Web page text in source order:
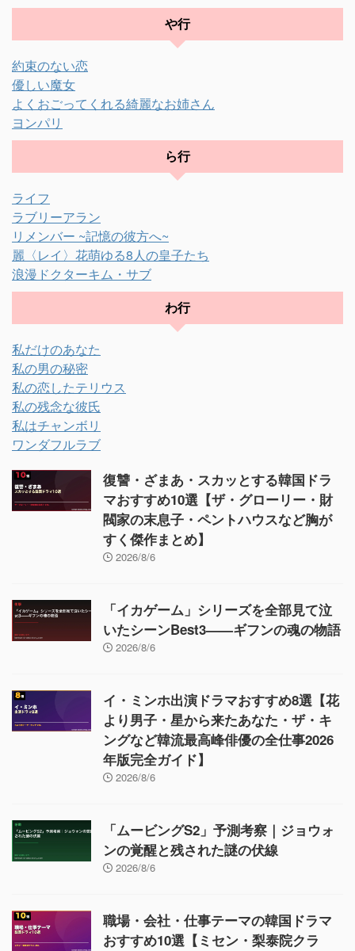
や行
約束のない恋
優しい魔女
よくおごってくれる綺麗なお姉さん
ヨンパリ
ら行
ライフ
ラブリーアラン
リメンバー ~記憶の彼方へ~
麗〈レイ〉花萌ゆる8人の皇子たち
浪漫ドクターキム・サブ
わ行
私だけのあなた
私の男の秘密
私の恋したテリウス
私の残念な彼氏
私はチャンボリ
ワンダフルラブ
復讐・ざまあ・スカッとする韓国ドラ
マおすすめ10選【ザ・グローリー・財
閥家の末息子・ペントハウスなど胸が
すく傑作まとめ】
2026/8/6
「イカゲーム」シリーズを全部見て泣
いたシーンBest3——ギフンの魂の物語
2026/8/6
イ・ミンホ出演ドラマおすすめ8選【花
より男子・星から来たあなた・ザ・キ
ングなど韓流最高峰俳優の全仕事2026
年版完全ガイド】
2026/8/6
「ムービングS2」予測考察｜ジョウォ
ンの覚醒と残された謎の伏線
2026/8/6
職場・会社・仕事テーマの韓国ドラマ
おすすめ10選【ミセン・梨泰院クラ